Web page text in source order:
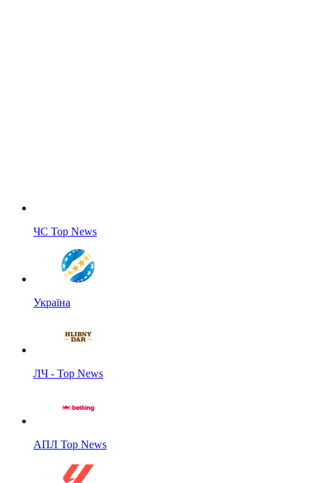
ЧС Top News
Україна
ЛЧ - Top News
АПЛ Top News